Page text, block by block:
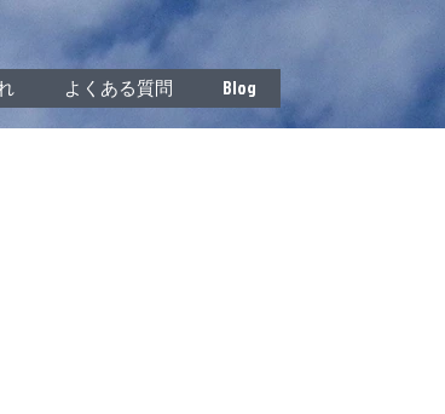
よくある質問 Blog